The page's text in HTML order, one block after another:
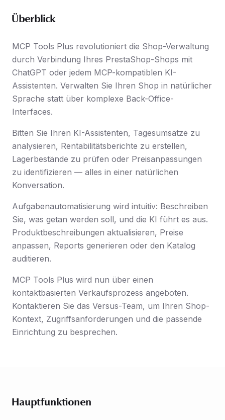
Überblick
MCP Tools Plus revolutioniert die Shop-Verwaltung
durch Verbindung Ihres PrestaShop-Shops mit
ChatGPT oder jedem MCP-kompatiblen KI-
Assistenten. Verwalten Sie Ihren Shop in natürlicher
Sprache statt über komplexe Back-Office-
Interfaces.
Bitten Sie Ihren KI-Assistenten, Tagesumsätze zu
analysieren, Rentabilitätsberichte zu erstellen,
Lagerbestände zu prüfen oder Preisanpassungen
zu identifizieren — alles in einer natürlichen
Konversation.
Aufgabenautomatisierung wird intuitiv: Beschreiben
Sie, was getan werden soll, und die KI führt es aus.
Produktbeschreibungen aktualisieren, Preise
anpassen, Reports generieren oder den Katalog
auditieren.
MCP Tools Plus wird nun über einen
kontaktbasierten Verkaufsprozess angeboten.
Kontaktieren Sie das Versus-Team, um Ihren Shop-
Kontext, Zugriffsanforderungen und die passende
Einrichtung zu besprechen.
Hauptfunktionen